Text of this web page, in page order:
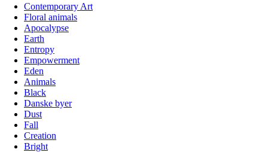
Contemporary Art
Floral animals
Apocalypse
Earth
Entropy
Empowerment
Eden
Animals
Black
Danske byer
Dust
Fall
Creation
Bright